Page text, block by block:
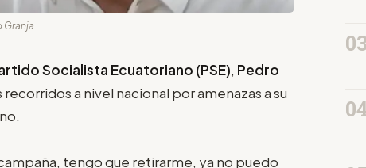
Granja
Socialista Ecuatoriano (PSE), Pedro
a nivel nacional por amenazas a su
tengo que retirarme, ya no puedo